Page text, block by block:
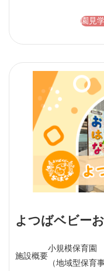
園見
よつばベビー
施設概要
小規模保育園
（地域型保育